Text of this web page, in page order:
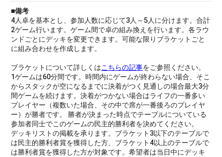
■備考
4人卓を基本とし、参加人数に応じて3人～5人に分けます。合計
2ゲーム行います。ゲーム間で卓の組み換えを行います。各ラウ
ンドごとにデッキを変更できます。可能な限りブラケットごと
に組み合わせを作成します。
ブラケットについて詳しくはこちらの記事をご参照ください。
1ゲームは60分間です。時間内にゲームが終わらない場合、そこ
からスタックが空になるまでに決着がつく見通しの場合最大3分
間ゲームを続けます。決着がつかない場合はライフの一番多い
プレイヤー（複数いた場合、その中で席が一番後ろのプレイヤ
ー）が勝者です。 勝者が決まった時点でテーブルについている
参加者同士でこのゲームの民主的勝利者を決めてください。
デッキリストの掲載を承ります。ブラケット3以下のテーブルで
は民主的勝利者賞を獲得した方、ブラケット4以上のテーブルで
は勝利者賞を獲得した方が対象です。希望者は当日中にデッキ